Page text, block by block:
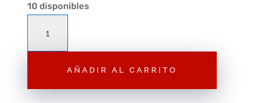
10 disponibles
Zirndorf
AÑADIR AL CARRITO